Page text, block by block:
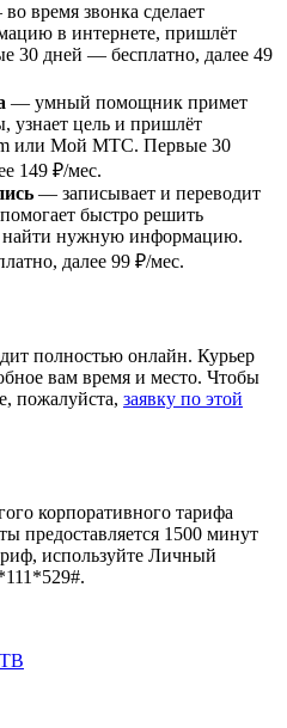
время звонка сделает
в интернете, пришлёт
30 дней — бесплатно, далее 49
— умный помощник примет
узнает цель и пришлёт
или Мой МТС. Первые 30
149 ₽/мес.
— записывает и переводит
быстро решить
найти нужную информацию.
далее 99 ₽/мес.
полностью онлайн. Курьер
вам время и место. Чтобы
пожалуйста, заявку по этой
корпоративного тарифа
предоставляется 1500 минут
используйте Личный